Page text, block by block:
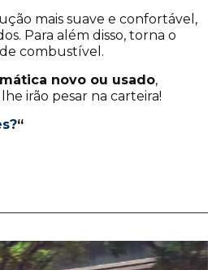
mais suave e confortável,
Para além disso, torna o
combustível.
novo ou usado,
irão pesar na carteira!
“